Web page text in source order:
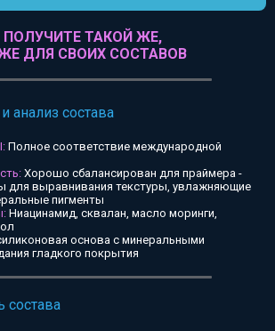
ПОЛУЧИТЕ ТАКОЙ ЖЕ,
ДЛЯ СВОИХ СОСТАВОВ
анализ состава
Полное соответствие международной
Хорошо сбалансирован для праймера -
для выравнивания текстуры, увлажняющие
пигменты
Ниацинамид, сквалан, масло моринги,
основа с минеральными
гладкого покрытия
состава